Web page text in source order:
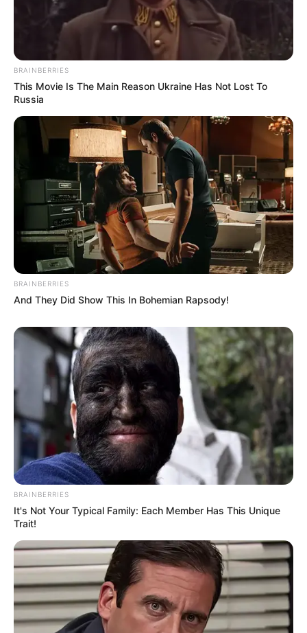
Ularnya memang sangat besar dan seperti ingin menyantap
manusia di sekitarnya.
Sesudah peristiwa itu, barulah ia sadar kalau wanita yang
ditolongnya adalah putri dari Adipati Kutaliman. Seiring waktu
berjalan, keduanya menjadi semakin dekat.
Baca juga:Sejarah Suku Asmat, Dianggap Titisan Dewa di
Tanah Papua
Pembantu(batur)yang bernama Suta kemudian
dijebloskan ke penjara
BRAINBERRIES
This Movie Is The Main Reason Ukraine Has Not Lost To
Russia
BRAINBERRIES
And They Did Show This In Bohemian Rapsody!
BRAINBERRIES
It's Not Your Typical Family: Each Member Has This Unique
Trait!